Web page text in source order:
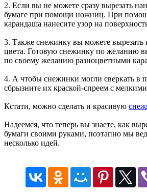
2. Если вы не можете сразу вырезать
бумаге при помощи ножниц. При
карандаша нанесите узор на
3. Также снежинку вы можете вырезать
цвета. Готовую снежинку по желанию
по своему желанию разноцветными
4. А чтобы снежинки могли сверкать в
сбрызните их краской-спреем с
Кстати, можно сделать и красивую
Надеемся, что теперь вы знаете, как
бумаги своими руками, поэтапно мы
несколько идей.